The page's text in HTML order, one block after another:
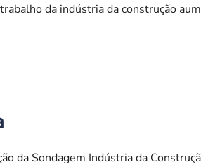
da indústria da construção
da Sondagem Indústria da